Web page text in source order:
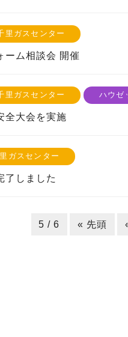
里ガスセンター
ーム相談会 開催
里ガスセンター ハウゼ
全大会を実施
ガスセンター
了しました
5 / 6 « 先頭